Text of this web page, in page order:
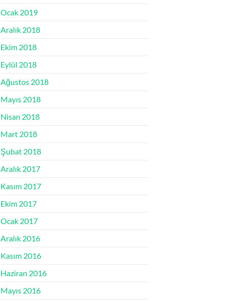
Ocak 2019
Aralık 2018
Ekim 2018
Eylül 2018
Ağustos 2018
Mayıs 2018
Nisan 2018
Mart 2018
Şubat 2018
Aralık 2017
Kasım 2017
Ekim 2017
Ocak 2017
Aralık 2016
Kasım 2016
Haziran 2016
Mayıs 2016